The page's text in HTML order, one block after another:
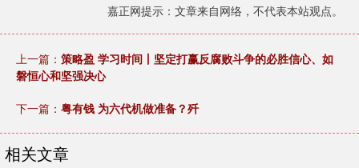
嘉正网提示：文章来自网络，不代表本站观点。
上一篇： 策略盈 学习时间丨坚定打赢反腐败斗争的必胜信心、如
磐恒心和坚强决心
下一篇： 粤有钱 为六代机做准备？歼
相关文章